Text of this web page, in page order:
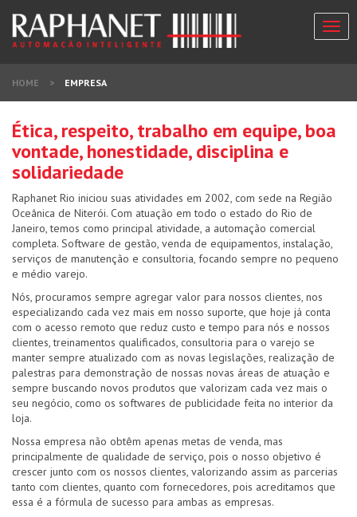
HOME > EMPRESA
Ética, respeito, trabalho em equipe, boa
vontade, honestidade, disciplina e
solidariedade
Raphanet Rio iniciou suas atividades em 2002, com sede na Região
Oceânica de Niterói. Com atuação em todo o estado do Rio de
Janeiro, temos como principal atividade, a automação comercial
completa. Software de gestão, venda de equipamentos, instalação,
serviços de manutenção e consultoria, focando sempre no pequeno
e médio varejo.
Nós, procuramos sempre agregar valor para nossos clientes, nos
especializando cada vez mais em nosso suporte, que hoje já conta
com o acesso remoto que reduz custo e tempo para nós e nossos
clientes, treinamentos qualificados, consultoria para o varejo se
manter sempre atualizado com as novas legislações, realização de
palestras para demonstração de nossas novas áreas de atuação e
sempre buscando novos produtos que valorizam cada vez mais o
seu negócio, como os softwares de publicidade feita no interior da
loja.
Nossa empresa não obtêm apenas metas de venda, mas
principalmente de qualidade de serviço, pois o nosso objetivo é
crescer junto com os nossos clientes, valorizando assim as parcerias
tanto com clientes, quanto com fornecedores, pois acreditamos que
essa é a fórmula de sucesso para ambas as empresas.